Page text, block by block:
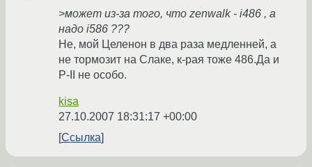
>может из-за того, что zenwalk - i486 , а
надо i586 ???
Не, мой Целенон в два раза медленней, а
не тормозит на Слаке, к-рая тоже 486.Да и
P-II не особо.
kisa
27.10.2007 18:31:17 +00:00
Ссылка